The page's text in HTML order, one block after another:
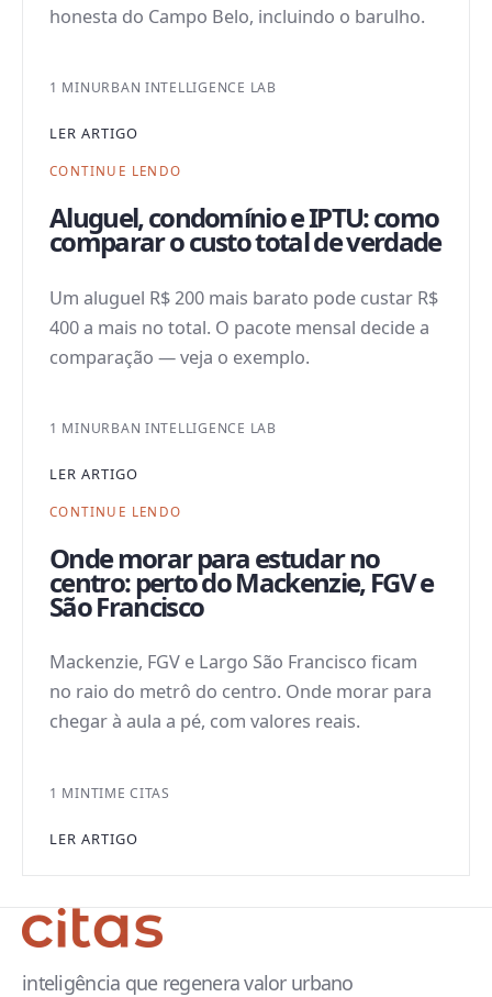
honesta do Campo Belo, incluindo o barulho.
1 MINURBAN INTELLIGENCE LAB
LER ARTIGO
CONTINUE LENDO
Aluguel, condomínio e IPTU: como
comparar o custo total de verdade
Um aluguel R$ 200 mais barato pode custar R$
400 a mais no total. O pacote mensal decide a
comparação — veja o exemplo.
1 MINURBAN INTELLIGENCE LAB
LER ARTIGO
CONTINUE LENDO
Onde morar para estudar no
centro: perto do Mackenzie, FGV e
São Francisco
Mackenzie, FGV e Largo São Francisco ficam
no raio do metrô do centro. Onde morar para
chegar à aula a pé, com valores reais.
1 MINTIME CITAS
LER ARTIGO
inteligência que regenera valor urbano